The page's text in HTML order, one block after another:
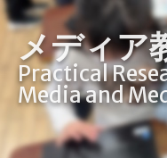
メディア
Practical
Media and